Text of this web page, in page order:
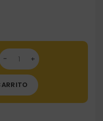
Ruthless Estandar